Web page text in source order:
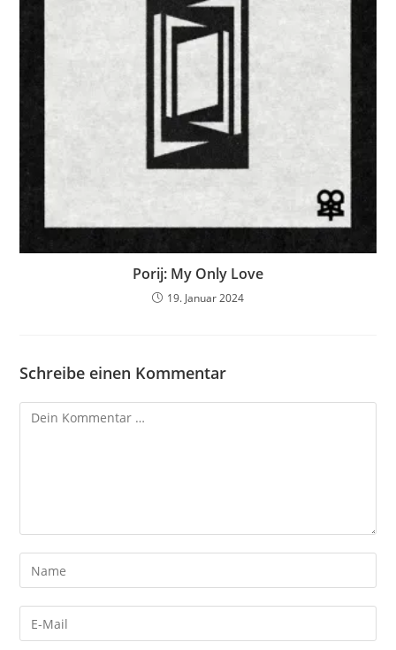
Porij: My Only Love
19. Januar 2024
Schreibe einen Kommentar
Kommentar
Gib
deinen
Namen
oder
Gib
deine